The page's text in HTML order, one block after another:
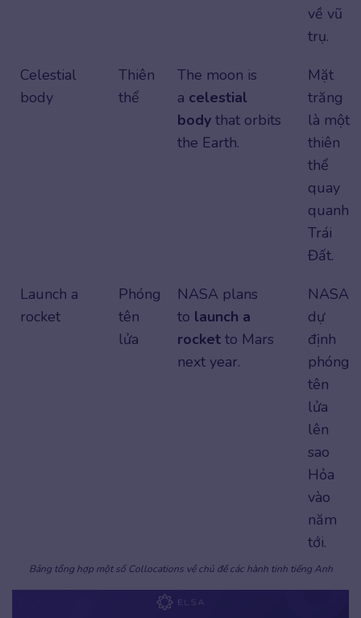
về vũ
trụ.
Celestial
body
Thiên
thể
The moon is
a celestial
body that orbits
the Earth.
Mặt
trăng
là một
thiên
thể
quay
quanh
Trái
Đất.
Launch a
rocket
Phóng
tên
lửa
NASA plans
to launch a
rocket to Mars
next year.
NASA
dự
định
phóng
tên
lửa
lên
sao
Hỏa
vào
năm
tới.
Bảng tổng hợp một số Collocations về chủ đề các hành tinh tiếng Anh